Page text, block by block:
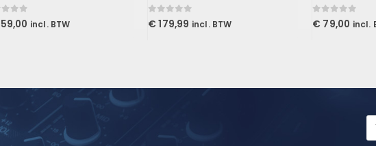
of 5 incl. BTW 0out of 5
€ 179,99 incl. BTW 0out of 5
€ 79,00 incl.